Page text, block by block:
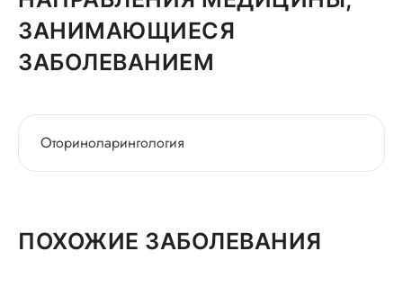
ЗАНИМАЮЩИЕСЯ
ЗАБОЛЕВАНИЕМ
Оториноларингология
ПОХОЖИЕ ЗАБОЛЕВАНИЯ